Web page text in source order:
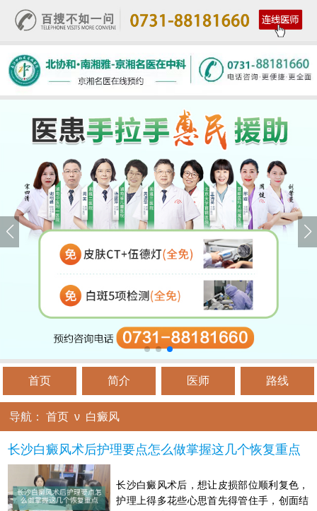
首页 简介 医师 路线
导航： 首页 ν 白癜风
长沙白癜风术后护理要点怎么做掌握这几个恢复重点
长沙白癜风术后，想让皮损部位顺利复色，
护理上得多花些心思首先得管住手，创面结